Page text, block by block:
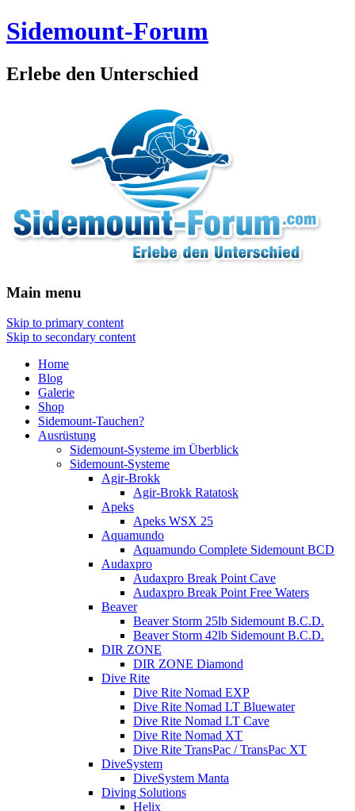
Sidemount-Forum
Erlebe den Unterschied
Main menu
Skip to primary content
Skip to secondary content
Home
Blog
Galerie
Shop
Sidemount-Tauchen?
Ausrüstung
Sidemount-Systeme im Überblick
Sidemount-Systeme
Agir-Brokk
Agir-Brokk Ratatosk
Apeks
Apeks WSX 25
Aquamundo
Aquamundo Complete Sidemount BCD
Audaxpro
Audaxpro Break Point Cave
Audaxpro Break Point Free Waters
Beaver
Beaver Storm 25lb Sidemount B.C.D.
Beaver Storm 42lb Sidemount B.C.D.
DIR ZONE
DIR ZONE Diamond
Dive Rite
Dive Rite Nomad EXP
Dive Rite Nomad LT Bluewater
Dive Rite Nomad LT Cave
Dive Rite Nomad XT
Dive Rite TransPac / TransPac XT
DiveSystem
DiveSystem Manta
Diving Solutions
Helix